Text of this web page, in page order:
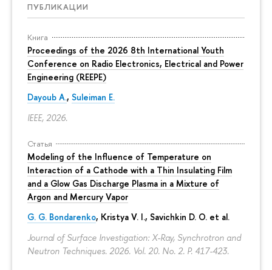
ПУБЛИКАЦИИ
Книга
Proceedings of the 2026 8th International Youth
Conference on Radio Electronics, Electrical and Power
Engineering (REEPE)
Dayoub A., Suleiman E.
IEEE, 2026.
Статья
Modeling of the Influence of Temperature on
Interaction of a Cathode with a Thin Insulating Film
and a Glow Gas Discharge Plasma in a Mixture of
Argon and Mercury Vapor
G. G. Bondarenko, Kristya V. I., Savichkin D. O. et al.
Journal of Surface Investigation: X-Ray, Synchrotron and
Neutron Techniques. 2026. Vol. 20. No. 2. P. 417-423.